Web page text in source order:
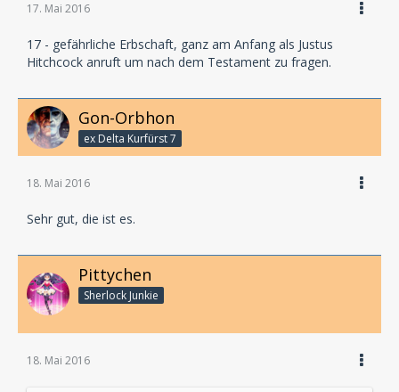
17. Mai 2016
17 - gefährliche Erbschaft, ganz am Anfang als Justus
Hitchcock anruft um nach dem Testament zu fragen.
Gon-Orbhon
ex Delta Kurfürst 7
18. Mai 2016
Sehr gut, die ist es.
Pittychen
Sherlock Junkie
18. Mai 2016